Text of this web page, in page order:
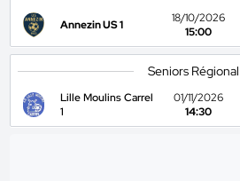
Annezin US 1
18/10/2026
15:00
Seniors
Lille Moulins Carrel
1
01/11/2026
14:30